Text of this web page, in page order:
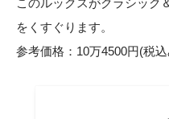
をくすぐります。
参考価格：10万4500円(税